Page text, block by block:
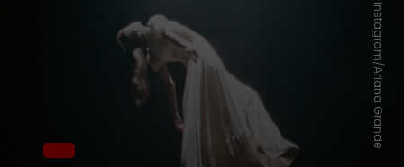
Instagram/Ariana Grande